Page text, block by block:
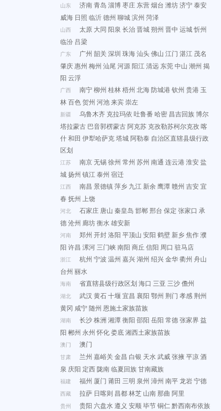
山东 济南青岛 淄博枣庄 东营烟台 潍坊济宁泰安
威海 日照 临沂德州 聊城滨州 菏泽
山西 太原 大同 阳泉 长治晋城朔州 晋中 运城忻州
临汾 吕梁
广东 广州 韶关 深圳 珠海汕头佛山 江门 湛江 茂名
肇庆惠州 梅州 汕尾 河源阳江清远 东莞中山 潮州 揭
阳 云浮
广西 南宁柳州 桂林梧州 北海防城港钦州 贵港 玉
林百色贺州 河池来宾崇左
新疆 乌鲁木齐 克拉玛依 吐鲁番 哈密 昌吉回族博尔
塔拉蒙古 巴音郭楞蒙古阿克苏 克孜勒苏柯尔克孜喀
什和田 伊犁哈萨克塔城阿勒泰 自治区直辖县级行政
区划
江苏 南京无锡徐州 常州 苏州 南通 连云港淮安盐
城扬州 镇江泰州 宿迁
江西 南昌 景德镇萍乡 九江 新余鹰潭赣州 吉安宜
春 抚州 上饶
河北 石家庄 唐山 秦皇岛 邯郸邢台 保定 张家口 承
德沧州 廊坊衡水雄安新
河南 郑州 开封洛阳 平顶山 安阳 鹤壁 新乡焦作濮
阳 许昌 漯河三门峡南阳 商丘 信阳 周口 驻马店
浙江 杭州 宁波 温州 嘉兴湖州 绍兴金华衢州 舟山
台州 丽水
海南 省直辖县级行政区划 海口 三亚 三沙儋州
湖北 武汉 黄石十堰 宜昌 襄阳 鄂州 荆门 孝感荆州
黄冈 咸宁随州 恩施土家族苗族
湖南 长沙株洲 湘潭衡阳 邵阳 岳阳 常德张家界 益
阳 郴州 永州 怀化娄底湘西土家族苗族
澳门 澳门
甘肃 兰州 嘉峪关 金昌 白银 天水武威张掖平凉酒
泉 庆阳 定西陇南临夏回族甘南藏族
福建 福州 厦门 莆田 三明 泉州 漳州 南平龙岩宁德
西藏 拉萨 日喀则 昌都林芝 山南那曲 阿里
贵州 贵阳 六盘水遵义 安顺毕节铜仁黔西南布依族